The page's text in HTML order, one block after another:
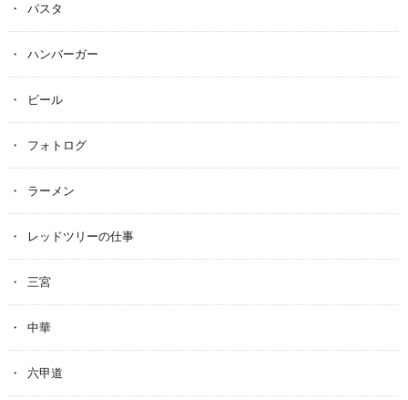
パスタ
ハンバーガー
ビール
フォトログ
ラーメン
レッドツリーの仕事
三宮
中華
六甲道